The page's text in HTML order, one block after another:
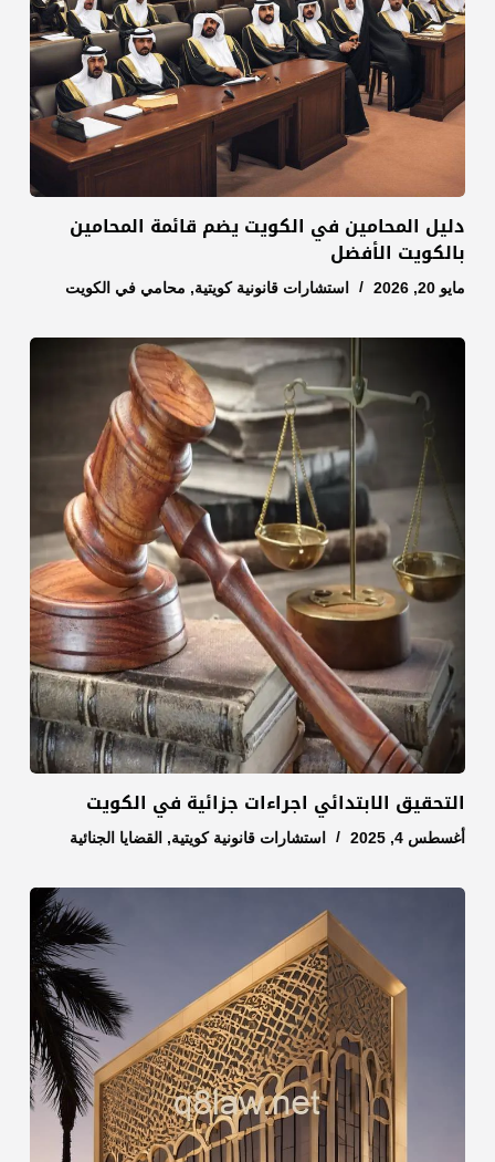
دليل المحامين في الكويت يضم قائمة المحامين
بالكويت الأفضل
مايو 20, 2026 استشارات قانونية كويتية, محامي في الكويت
التحقيق الابتدائي اجراءات جزائية في الكويت
أغسطس 4, 2025 استشارات قانونية كويتية, القضايا الجنائية